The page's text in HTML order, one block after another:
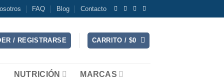
FAQ Blog Contacto
/ REGISTRARSE CARRITO / $0
NUTRICIÓN MARCAS